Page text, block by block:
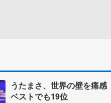
うたまさ、世界の壁を痛
ベストでも19位